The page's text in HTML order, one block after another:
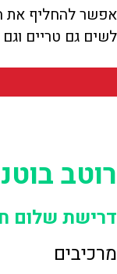
אפשר להחליף את
לשים גם טריים וגם
רוטב
דרישת שלום
מרכיבים